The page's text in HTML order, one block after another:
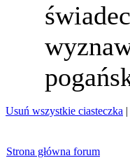
Usuń wszystkie ciasteczka |
Strona główna forum